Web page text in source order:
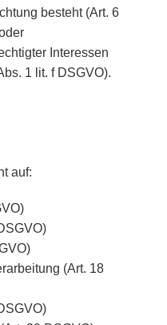
besteht (Art. 6
Interessen
1 lit. f DSGVO).
auf:
(Art. 18